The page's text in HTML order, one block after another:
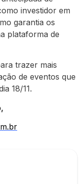
investidor em
garantia os
plataforma de
trazer mais
de eventos que
18/11.